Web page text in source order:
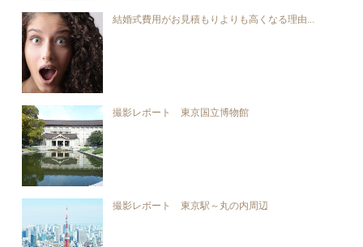
結婚式費用がお見積もりよりも高くなる理由...
撮影レポート 東京国立博物館
撮影レポート 東京駅～丸の内周辺